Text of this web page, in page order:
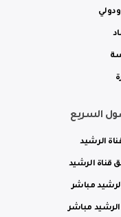
السريع
الرشيد
قناة الرشيد
مباشر
الرشيد مباشر